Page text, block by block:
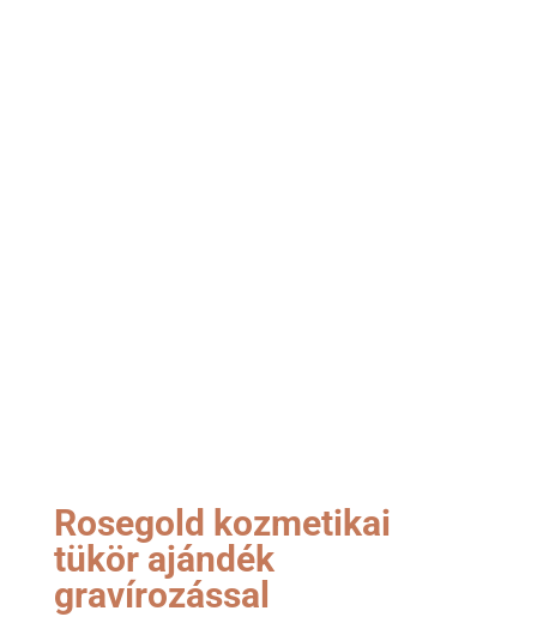
Rosegold kozmetikai
tükör ajándék
gravírozással